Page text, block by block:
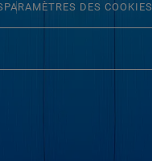
PARAMÈTRES DES COOKIES